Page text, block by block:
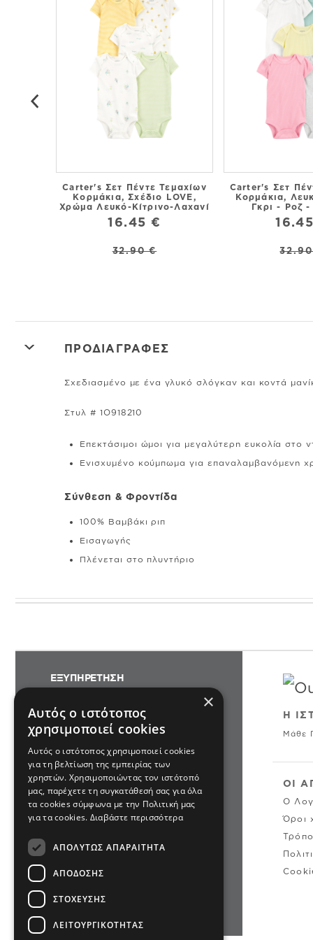
Carter's Σετ Πέντε Τεμαχίων
Κορμάκια, Σχέδιο LOVE,
Χρώμα Λευκό-Κίτρινο-Λαχανί
16.45 €
32.90 €
Carter's Σετ
Κορμάκια,
Γκρι - Ροζ -
ΠΡΟΔΙΑΓΡΑΦΕΣ
Σχεδιασμένο με ένα γλυκό σλόγκαν και κοντά
Στυλ # 1O918210
Επεκτάσιμοι ώμοι για μεγαλύτερη ευκολία στο
Ενισχυμένο κούμπωμα για επαναλαμβανόμενη
Σύνθεση & Φροντίδα
100% Βαμβάκι ριπ
Εισαγωγής
Πλένεται στο πλυντήριο
ΕΞΥΠΗΡΕΤΗΣΗ
ΠΟΛΙΤΙΚΗ ΕΠΙΣΤΡΟΦΩΝ &
ΑΛΛΑΓΩΝ
SITEMAP
ΕΠΙΚΟΙΝΩΝΙΑ
2310500441
info@cartersoshkosh.gr
Η
Μάθε
ΟΙ
Ο
Όροι
×
Αυτός ο ιστότοπος
χρησιμοποιεί cookies
Αυτός ο ιστότοπος χρησιμοποιεί cookies
για τη βελτίωση της εμπειρίας των
χρηστών. Χρησιμοποιώντας τον ιστότοπό
μας, παρέχετε τη συγκατάθεσή σας για όλα
τα cookies σύμφωνα με την Πολιτική μας
για τα cookies. Διαβάστε περισσότερα
ΑΠΟΛΎΤΩΣ ΑΠΑΡΑΊΤΗΤΑ
ΑΠΌΔΟΣΗΣ
ΣΤΌΧΕΥΣΗΣ
ΛΕΙΤΟΥΡΓΙΚΌΤΗΤΑΣ